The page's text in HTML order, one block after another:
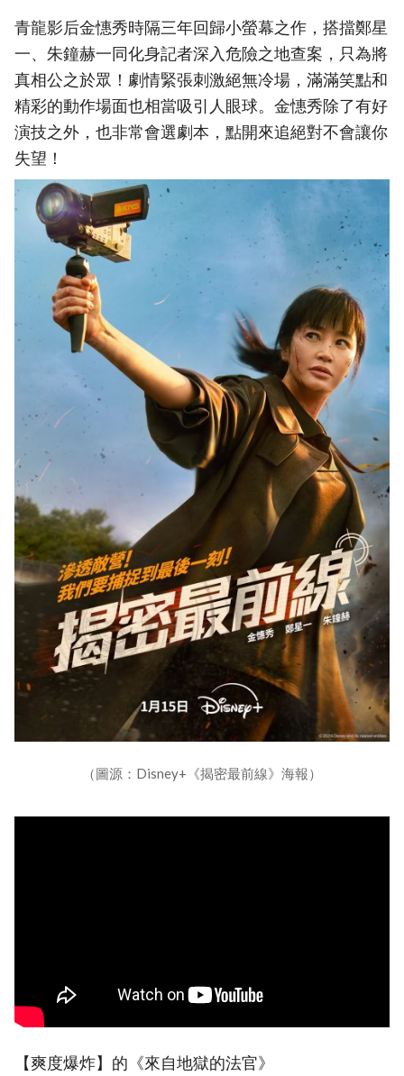
青龍影后金憓秀時隔三年回歸小螢幕之作，搭擋鄭星
一、朱鐘赫一同化身記者深入危險之地查案，只為將
真相公之於眾！劇情緊張刺激絕無冷場，滿滿笑點和
精彩的動作場面也相當吸引人眼球。金憓秀除了有好
演技之外，也非常會選劇本，點開來追絕對不會讓你
失望！
（圖源：Disney+《揭密最前線》海報）
【爽度爆炸】的《來自地獄的法官》